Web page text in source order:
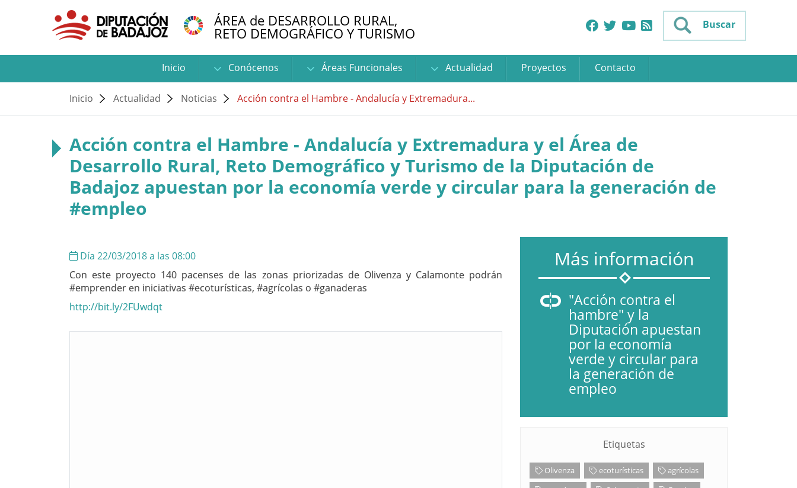
ÁREA de DESARROLLO RURAL,
RETO DEMOGRÁFICO Y TURISMO Buscar
Inicio Conócenos Áreas Funcionales Actualidad Proyectos Contacto
Inicio Actualidad Noticias Acción contra el Hambre - Andalucía y Extremadura...
Acción contra el Hambre - Andalucía y Extremadura y el Área de
Desarrollo Rural, Reto Demográfico y Turismo de la Diputación de
Badajoz apuestan por la economía verde y circular para la generación de
#empleo
Día 22/03/2018 a las 08:00
Con este proyecto 140 pacenses de las zonas priorizadas de Olivenza y Calamonte podrán
#emprender en iniciativas #ecoturísticas, #agrícolas o #ganaderas
http://bit.ly/2FUwdqt
Más información
"Acción contra el
hambre" y la
Diputación apuestan
por la economía
verde y circular para
la generación de
empleo
Etiquetas
Olivenza ecoturísticas
agrícolas